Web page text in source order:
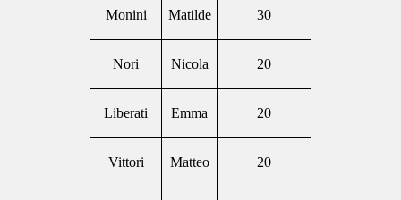
Monini Matilde 30
Nori Nicola 20
Liberati Emma 20
Vittori Matteo 20